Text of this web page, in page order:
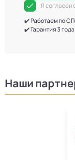
Я согласен
✔️ Работаем по
✔️ Гарантия 3
Наши